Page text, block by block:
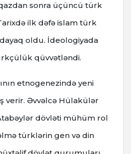
sonra üçüncü türk
ilk dəfə islam türk
oldu. İdeologiyada
qüvvətləndi.
etnogenezində yeni
verir. Əvvəlcə Hülakülər
dövləti mühüm rol
türklərin gen və din